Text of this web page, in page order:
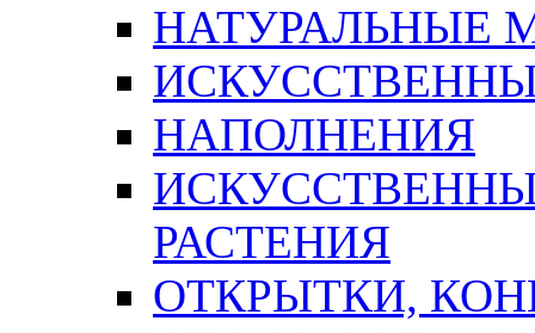
НАТУРАЛЬНЫЕ
НАПОЛНЕНИЯ
РАСТЕНИЯ
ОТКРЫТКИ,